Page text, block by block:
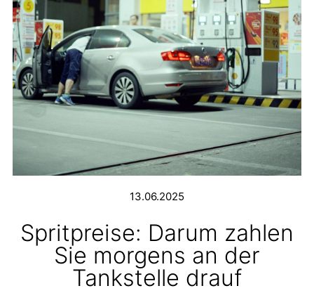
13.06.2025
Spritpreise: Darum zahlen
Sie morgens an der
Tankstelle drauf